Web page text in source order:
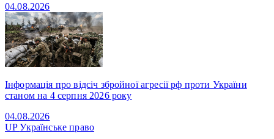
04.08.2026
Інформація про відсіч збройної агресії рф проти України
станом на 4 серпня 2026 року
04.08.2026
UPУкраїнське право